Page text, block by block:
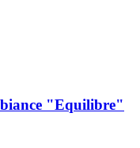
"Equilibre"